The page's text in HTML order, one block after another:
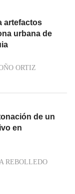
artefactos
urbana de
ORTIZ
de un
en
REBOLLEDO